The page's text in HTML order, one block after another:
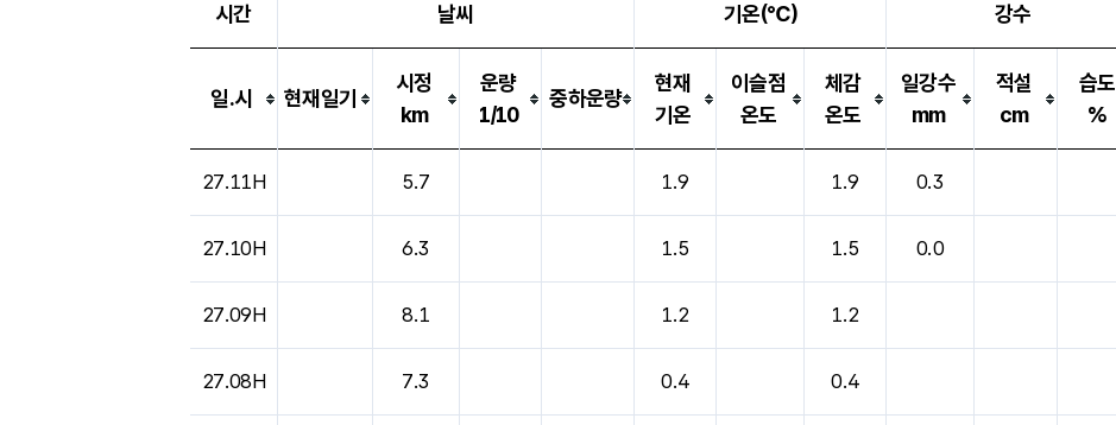
시간 날씨 기온(℃) 강수
일.시 현재일기
시정
km
운량
1/10
중하운량
현재
기온
이슬점
온도
체감
온도
일강수
mm
적설
cm
습도
%
27.11H 5.7 1.9 1.9 0.3
27.10H 6.3 1.5 1.5 0.0
27.09H 8.1 1.2 1.2
27.08H 7.3 0.4 0.4